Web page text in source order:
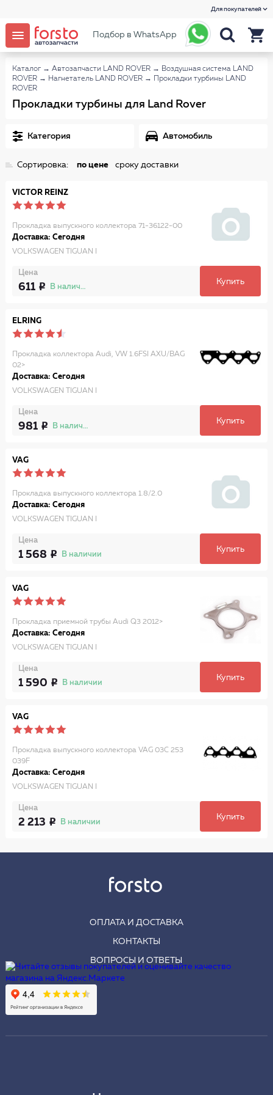
Для покупателей
Подбор в WhatsApp
Каталог → Автозапчасти LAND ROVER → Воздушная система LAND
ROVER → Нагнетатель LAND ROVER →
Прокладки турбины LAND
ROVER
Прокладки турбины для Land Rover
Категория Автомобиль
Сортировка: по цене сроку доставки
VICTOR REINZ
Прокладка выпускного коллектора 71-36122-00
Доставка: Сегодня
VOLKSWAGEN TIGUAN I
Цена
611 В наличии
Купить
ELRING
Прокладка коллектора Audi, VW 1.6FSI AXU/BAG
02>
Доставка: Сегодня
VOLKSWAGEN TIGUAN I
Цена
981 В наличии
Купить
VAG
Прокладка выпускного коллектора 1.8/2.0
Доставка: Сегодня
VOLKSWAGEN TIGUAN I
Цена
1 568 В наличии
Купить
VAG
Прокладка приемной трубы Audi Q3 2012>
Доставка: Сегодня
VOLKSWAGEN TIGUAN I
Цена
1 590 В наличии
Купить
VAG
Прокладка выпускного коллектора VAG 03C 253
039F
Доставка: Сегодня
VOLKSWAGEN TIGUAN I
Цена
2 213 В наличии
Купить
ОПЛАТА И ДОСТАВКА
КОНТАКТЫ
ВОПРОСЫ И ОТВЕТЫ